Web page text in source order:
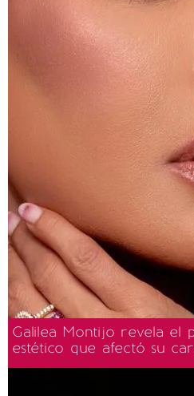
Galilea Montijo revela el
estético que afectó su